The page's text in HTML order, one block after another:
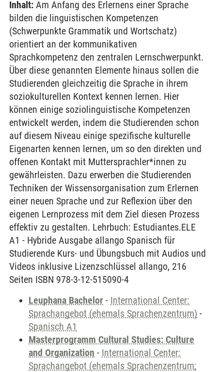
Inhalt: Am Anfang des Erlernens einer Sprache
bilden die linguistischen Kompetenzen
(Schwerpunkte Grammatik und Wortschatz)
orientiert an der kommunikativen
Sprachkompetenz den zentralen Lernschwerpunkt.
Über diese genannten Elemente hinaus sollen die
Studierenden gleichzeitig die Sprache in ihrem
soziokulturellen Kontext kennen lernen. Hier
können einige soziolinguistische Kompetenzen
entwickelt werden, indem die Studierenden schon
auf diesem Niveau einige spezifische kulturelle
Eigenarten kennen lernen, um so den direkten und
offenen Kontakt mit Muttersprachler*innen zu
gewährleisten. Dazu erwerben die Studierenden
Techniken der Wissensorganisation zum Erlernen
einer neuen Sprache und zur Reflexion über den
eigenen Lernprozess mit dem Ziel diesen Prozess
effektiv zu gestalten. Lehrbuch: Estudiantes.ELE
A1 - Hybride Ausgabe allango Spanisch für
Studierende Kurs- und Übungsbuch mit Audios und
Videos inklusive Lizenzschlüssel allango, 216
Seiten ISBN 978-3-12-515090-4
Leuphana Bachelor - International Center:
Sprachangebot (ehemals Sprachenzentrum) -
Spanisch A1
Masterprogramm Cultural Studies: Culture
and Organization - International Center:
Sprachangebot (ehemals Sprachenzentrum;